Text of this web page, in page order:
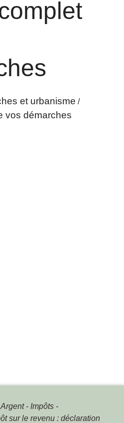
et urbanisme /
vos démarches
Argent - Impôts -
sur le revenu : déclaration